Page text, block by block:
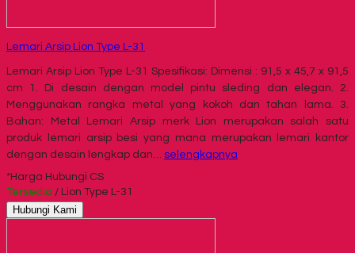
Lemari Arsip Lion Type L-31
Lemari Arsip Lion Type L-31 Spesifikasi: Dimensi : 91,5 x 45,7 x 91,5
cm 1. Di desain dengan model pintu sleding dan elegan. 2.
Menggunakan rangka metal yang kokoh dan tahan lama. 3.
Bahan: Metal Lemari Arsip merk Lion merupakan salah satu
produk lemari arsip besi yang mana merupakan lemari kantor
dengan desain lengkap dan… selengkapnya
*Harga Hubungi CS
Tersedia / Lion Type L-31
Hubungi Kami